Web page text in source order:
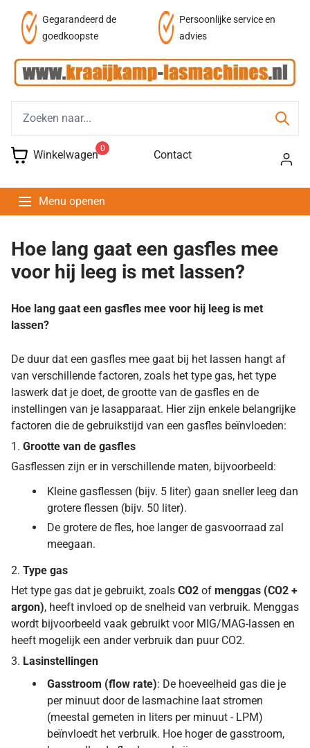
Gegarandeerd de
goedkoopste
Persoonlijke service en
advies
Winkelwagen 0 Contact
Menu openen
Hoe lang gaat een gasfles mee
voor hij leeg is met lassen?
Hoe lang gaat een gasfles mee voor hij leeg is met
lassen?
De duur dat een gasfles mee gaat bij het lassen hangt af
van verschillende factoren, zoals het type gas, het type
laswerk dat je doet, de grootte van de gasfles en de
instellingen van je lasapparaat. Hier zijn enkele belangrijke
factoren die de gebruikstijd van een gasfles beïnvloeden:
1. Grootte van de gasfles
Gasflessen zijn er in verschillende maten, bijvoorbeeld:
Kleine gasflessen (bijv. 5 liter) gaan sneller leeg dan
grotere flessen (bijv. 50 liter).
De grotere de fles, hoe langer de gasvoorraad zal
meegaan.
2. Type gas
Het type gas dat je gebruikt, zoals CO2 of menggas (CO2 +
argon), heeft invloed op de snelheid van verbruik. Menggas
wordt bijvoorbeeld vaak gebruikt voor MIG/MAG-lassen en
heeft mogelijk een ander verbruik dan puur CO2.
3. Lasinstellingen
Gasstroom (flow rate): De hoeveelheid gas die je
per minuut door de lasmachine laat stromen
(meestal gemeten in liters per minuut - LPM)
beïnvloedt het verbruik. Hoe hoger de gasstroom,